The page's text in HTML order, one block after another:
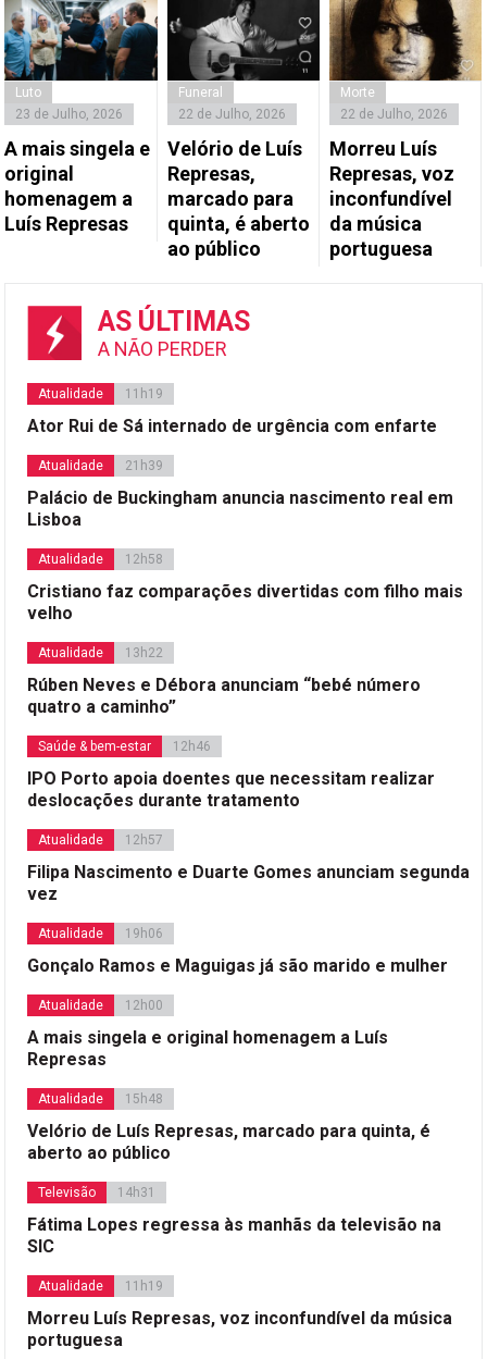
Luto
23 de Julho, 2026
A mais singela e
original
homenagem a
Luís Represas
Funeral
22 de Julho, 2026
Velório de Luís
Represas,
marcado para
quinta, é aberto
ao público
Morte
22 de Julho, 2026
Morreu Luís
Represas, voz
inconfundível
da música
portuguesa
AS ÚLTIMAS
A NÃO PERDER
Atualidade 11h19
Ator Rui de Sá internado de urgência com enfarte
Atualidade 21h39
Palácio de Buckingham anuncia nascimento real em
Lisboa
Atualidade 12h58
Cristiano faz comparações divertidas com filho mais
velho
Atualidade 13h22
Rúben Neves e Débora anunciam “bebé número
quatro a caminho”
Saúde & bem-estar 12h46
IPO Porto apoia doentes que necessitam realizar
deslocações durante tratamento
Atualidade 12h57
Filipa Nascimento e Duarte Gomes anunciam segunda
vez
Atualidade 19h06
Gonçalo Ramos e Maguigas já são marido e mulher
Atualidade 12h00
A mais singela e original homenagem a Luís
Represas
Atualidade 15h48
Velório de Luís Represas, marcado para quinta, é
aberto ao público
Televisão 14h31
Fátima Lopes regressa às manhãs da televisão na
SIC
Atualidade 11h19
Morreu Luís Represas, voz inconfundível da música
portuguesa